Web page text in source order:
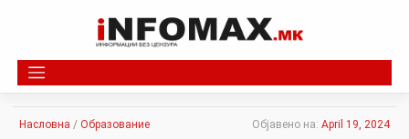
Насловна / Образование Објавено на: April 19, 2024